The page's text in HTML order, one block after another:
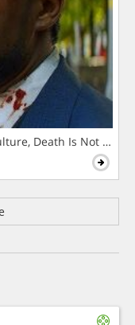
Death Is Not The